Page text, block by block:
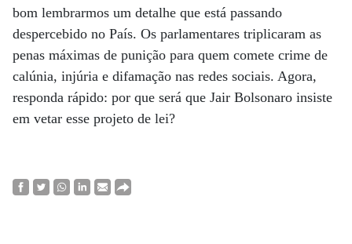
bom lembrarmos um detalhe que está passando
despercebido no País. Os parlamentares triplicaram as
penas máximas de punição para quem comete crime de
calúnia, injúria e difamação nas redes sociais. Agora,
responda rápido: por que será que Jair Bolsonaro insiste
em vetar esse projeto de lei?